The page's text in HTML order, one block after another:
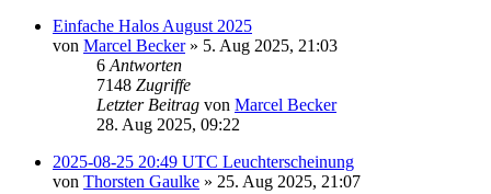
Einfache Halos August 2025
von Marcel Becker» 5. Aug 2025, 21:03
6 Antworten
7148 Zugriffe
Letzter Beitrag von Marcel Becker
28. Aug 2025, 09:22
2025-08-25 20:49 UTC Leuchterscheinung
von Thorsten Gaulke » 25. Aug 2025, 21:07